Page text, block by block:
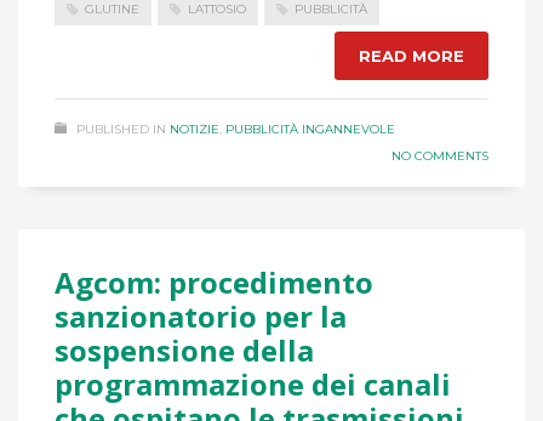
GLUTINE LATTOSIO PUBBLICITÀ
READ MORE
PUBLISHED IN NOTIZIE, PUBBLICITÀ INGANNEVOLE
NO COMMENTS
Agcom: procedimento
sanzionatorio per la
sospensione della
programmazione dei canali